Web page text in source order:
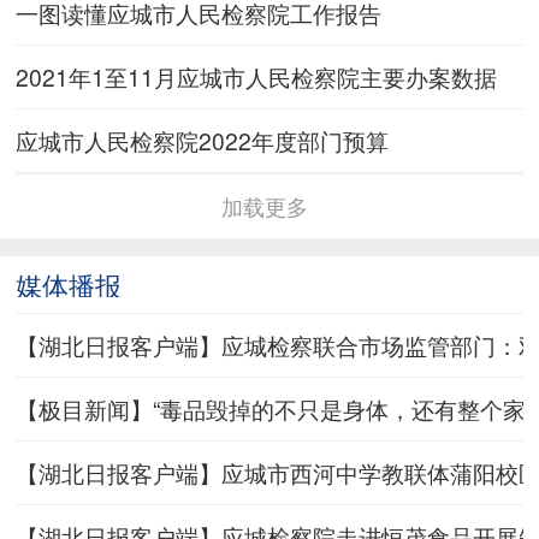
一图读懂应城市人民检察院工作报告
2021年1至11月应城市人民检察院主要办案数据
应城市人民检察院2022年度部门预算
加载更多
媒体播报
【湖北日报客户端】应城检察联合市场监管部门：
【极目新闻】“毒品毁掉的不只是身体，还有整个
【湖北日报客户端】应城市西河中学教联体蒲阳校